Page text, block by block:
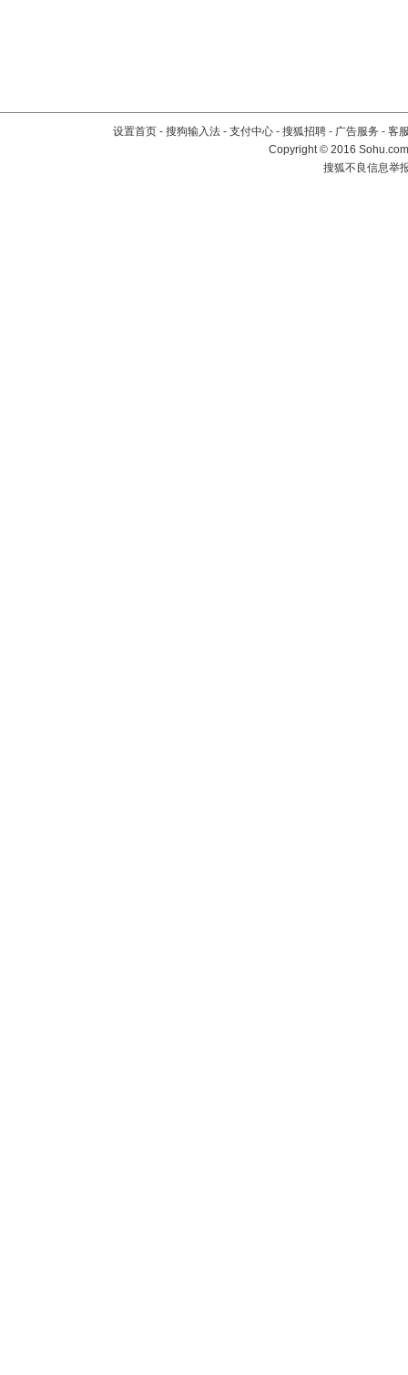
设置首页 - 搜狗输入法 - 支付中心 - 搜狐招聘 - 广告服务 - 客
Copyright©2016
搜狐不良信息举